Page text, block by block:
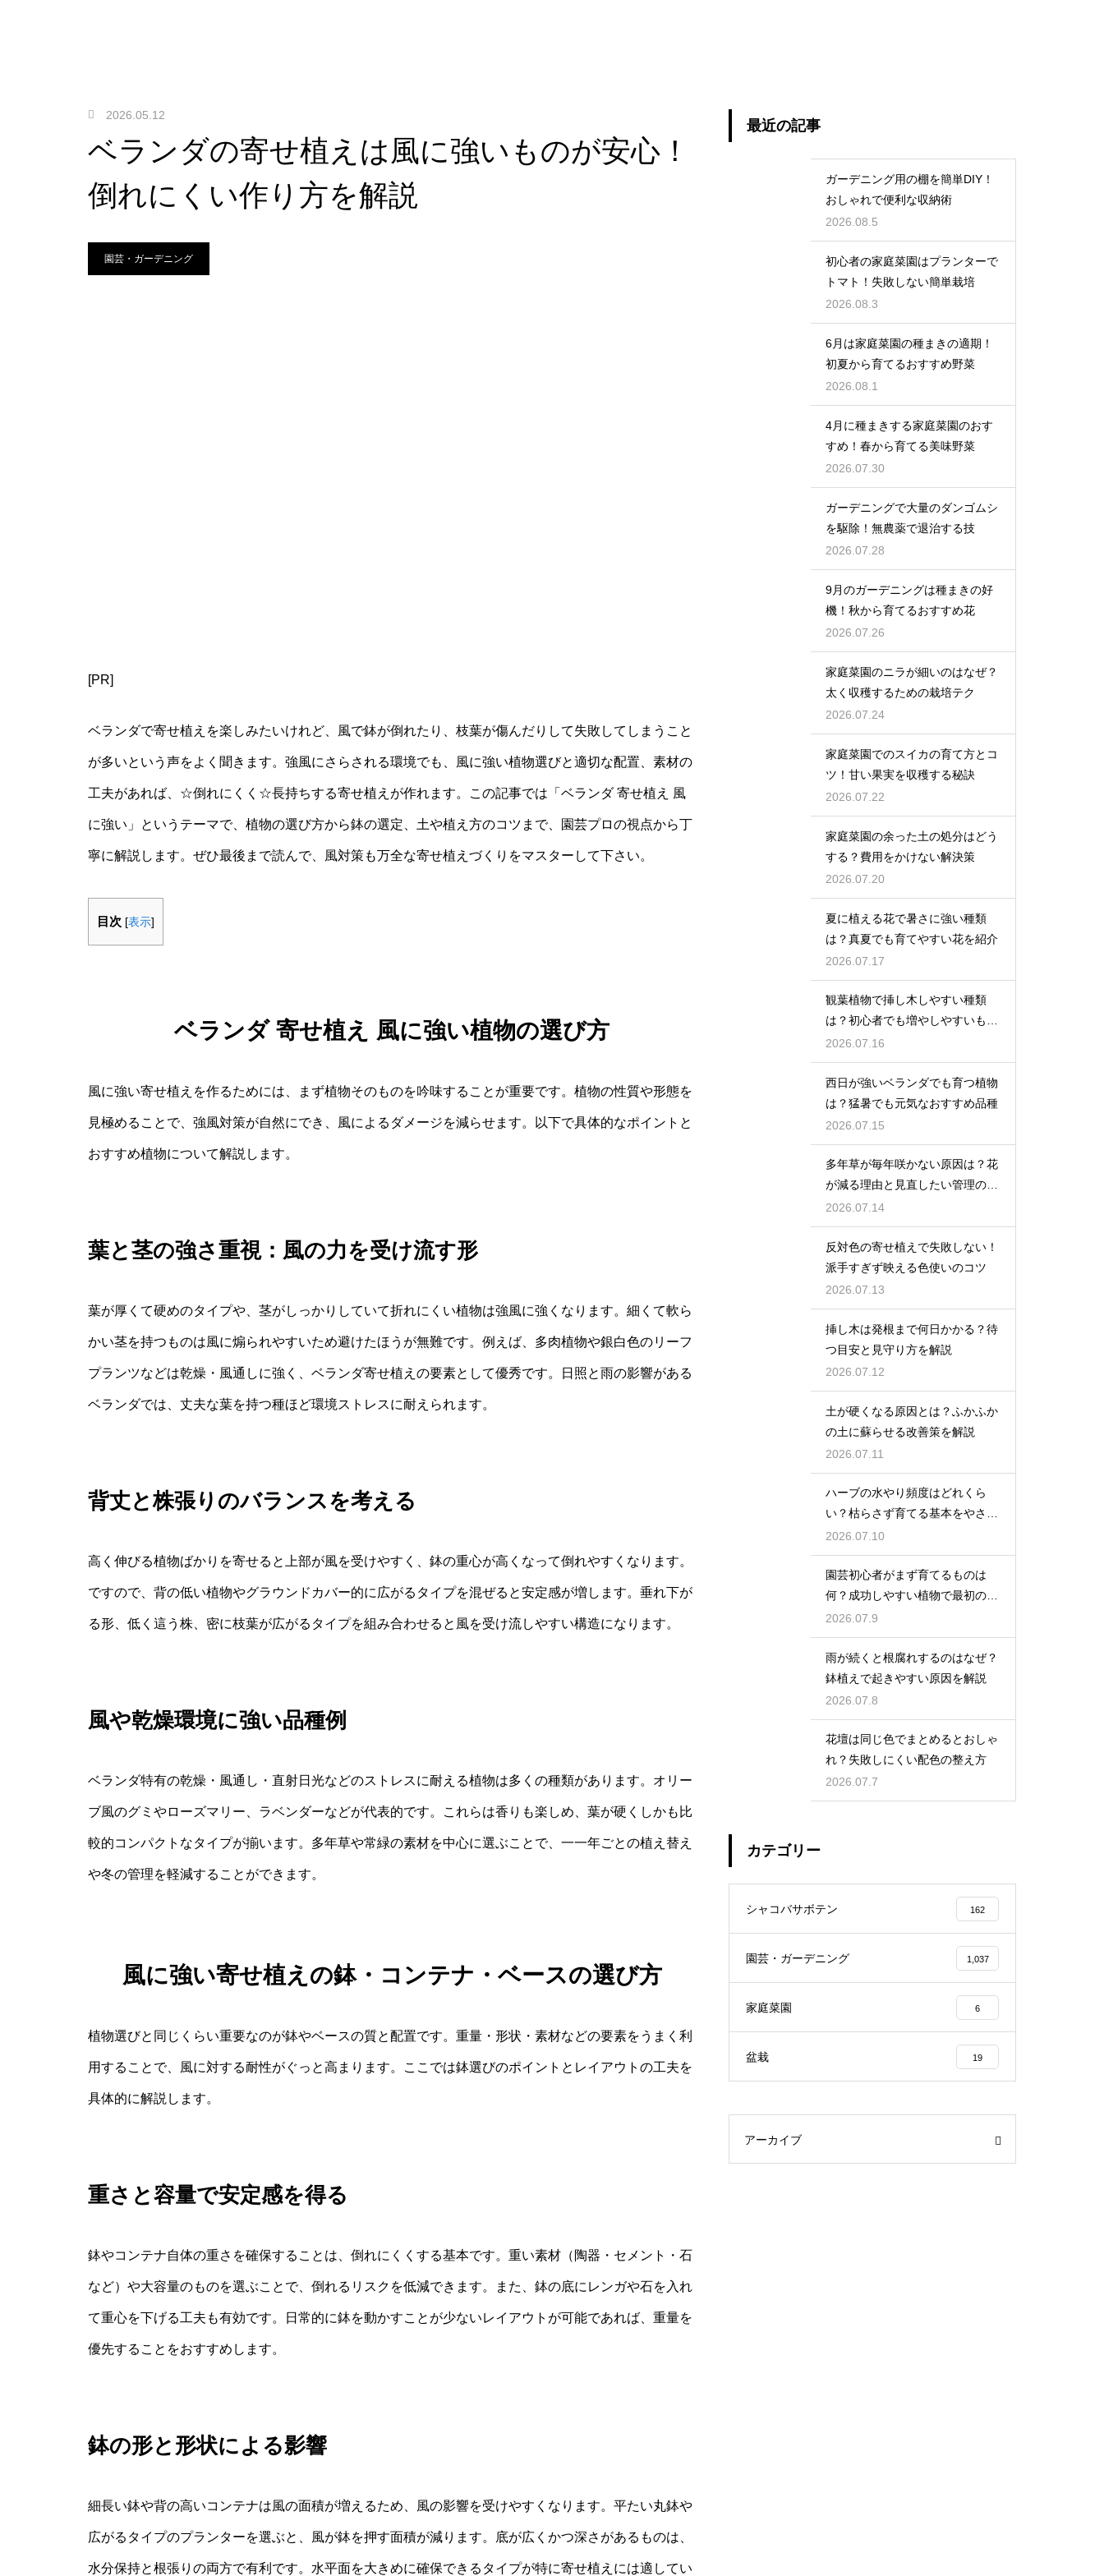
2026.05.12
ベランダの寄せ植えは風に強いものが安心！
倒れにくい作り方を解説
園芸・ガーデニング
[PR]
ベランダで寄せ植えを楽しみたいけれど、風で鉢が倒れたり、枝葉が傷んだりして失敗してしまうこと
が多いという声をよく聞きます。強風にさらされる環境でも、風に強い植物選びと適切な配置、素材の
工夫があれば、☆倒れにくく☆長持ちする寄せ植えが作れます。この記事では「ベランダ 寄せ植え 風
に強い」というテーマで、植物の選び方から鉢の選定、土や植え方のコツまで、園芸プロの視点から丁
寧に解説します。ぜひ最後まで読んで、風対策も万全な寄せ植えづくりをマスターして下さい。
目次 [表示]
ベランダ 寄せ植え 風に強い植物の選び方
風に強い寄せ植えを作るためには、まず植物そのものを吟味することが重要です。植物の性質や形態を
見極めることで、強風対策が自然にでき、風によるダメージを減らせます。以下で具体的なポイントと
おすすめ植物について解説します。
葉と茎の強さ重視：風の力を受け流す形
葉が厚くて硬めのタイプや、茎がしっかりしていて折れにくい植物は強風に強くなります。細くて軟ら
かい茎を持つものは風に煽られやすいため避けたほうが無難です。例えば、多肉植物や銀白色のリーフ
プランツなどは乾燥・風通しに強く、ベランダ寄せ植えの要素として優秀です。日照と雨の影響がある
ベランダでは、丈夫な葉を持つ種ほど環境ストレスに耐えられます。
背丈と株張りのバランスを考える
高く伸びる植物ばかりを寄せると上部が風を受けやすく、鉢の重心が高くなって倒れやすくなります。
ですので、背の低い植物やグラウンドカバー的に広がるタイプを混ぜると安定感が増します。垂れ下が
る形、低く這う株、密に枝葉が広がるタイプを組み合わせると風を受け流しやすい構造になります。
風や乾燥環境に強い品種例
ベランダ特有の乾燥・風通し・直射日光などのストレスに耐える植物は多くの種類があります。オリー
ブ風のグミやローズマリー、ラベンダーなどが代表的です。これらは香りも楽しめ、葉が硬くしかも比
較的コンパクトなタイプが揃います。多年草や常緑の素材を中心に選ぶことで、一一年ごとの植え替え
や冬の管理を軽減することができます。
風に強い寄せ植えの鉢・コンテナ・ベースの選び方
植物選びと同じくらい重要なのが鉢やベースの質と配置です。重量・形状・素材などの要素をうまく利
用することで、風に対する耐性がぐっと高まります。ここでは鉢選びのポイントとレイアウトの工夫を
具体的に解説します。
重さと容量で安定感を得る
鉢やコンテナ自体の重さを確保することは、倒れにくくする基本です。重い素材（陶器・セメント・石
など）や大容量のものを選ぶことで、倒れるリスクを低減できます。また、鉢の底にレンガや石を入れ
て重心を下げる工夫も有効です。日常的に鉢を動かすことが少ないレイアウトが可能であれば、重量を
優先することをおすすめします。
鉢の形と形状による影響
細長い鉢や背の高いコンテナは風の面積が増えるため、風の影響を受けやすくなります。平たい丸鉢や
広がるタイプのプランターを選ぶと、風が鉢を押す面積が減ります。底が広くかつ深さがあるものは、
水分保持と根張りの両方で有利です。水平面を大きめに確保できるタイプが特に寄せ植えには適してい
最近の記事
ガーデニング用の棚を簡単DIY！
おしゃれで便利な収納術
2026.08.5
初心者の家庭菜園はプランターで
トマト！失敗しない簡単栽培
2026.08.3
6月は家庭菜園の種まきの適期！
初夏から育てるおすすめ野菜
2026.08.1
4月に種まきする家庭菜園のおす
すめ！春から育てる美味野菜
2026.07.30
ガーデニングで大量のダンゴムシ
を駆除！無農薬で退治する技
2026.07.28
9月のガーデニングは種まきの好
機！秋から育てるおすすめ花
2026.07.26
家庭菜園のニラが細いのはなぜ？
太く収穫するための栽培テク
2026.07.24
家庭菜園でのスイカの育て方とコ
ツ！甘い果実を収穫する秘訣
2026.07.22
家庭菜園の余った土の処分はどう
する？費用をかけない解決策
2026.07.20
夏に植える花で暑さに強い種類
は？真夏でも育てやすい花を紹介
2026.07.17
観葉植物で挿し木しやすい種類
は？初心者でも増やしやすいもの
を紹介
2026.07.16
西日が強いベランダでも育つ植物
は？猛暑でも元気なおすすめ品種
2026.07.15
多年草が毎年咲かない原因は？花
が減る理由と見直したい管理のコ
ツ
2026.07.14
反対色の寄せ植えで失敗しない！
派手すぎず映える色使いのコツ
2026.07.13
挿し木は発根まで何日かかる？待
つ目安と見守り方を解説
2026.07.12
土が硬くなる原因とは？ふかふか
の土に蘇らせる改善策を解説
2026.07.11
ハーブの水やり頻度はどれくら
い？枯らさず育てる基本をやさし
く紹介
2026.07.10
園芸初心者がまず育てるものは
何？成功しやすい植物で最初の一
歩を踏み出そう
2026.07.9
雨が続くと根腐れするのはなぜ？
鉢植えで起きやすい原因を解説
2026.07.8
花壇は同じ色でまとめるとおしゃ
れ？失敗しにくい配色の整え方
2026.07.7
カテゴリー
シャコバサボテン 162
園芸・ガーデニング 1,037
家庭菜園 6
盆栽 19
アーカイブ